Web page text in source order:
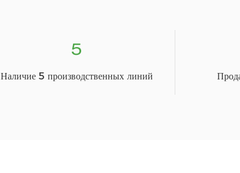
5
Наличие 5 производственных линий